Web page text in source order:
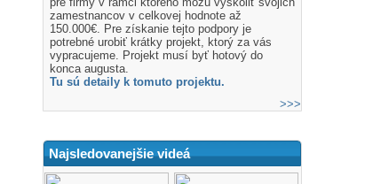
zamestnancov v celkovej hodnote až
150.000€. Pre získanie tejto podpory je
potrebné urobiť krátky projekt, ktorý za vás
vypracujeme. Projekt musí byť hotový do
konca augusta.
Tu sú detaily k tomuto projektu.
>>>
Najsledovanejšie videá